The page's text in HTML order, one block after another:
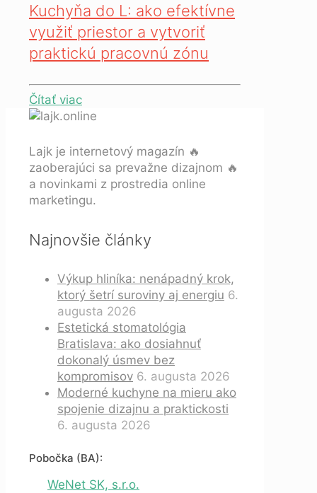
Kuchyňa do L: ako efektívne
využiť priestor a vytvoriť
praktickú pracovnú zónu
Čítať viac
Lajk je internetový magazín 🔥
zaoberajúci sa prevažne dizajnom 🔥
a novinkami z prostredia online
marketingu.
Najnovšie články
Výkup hliníka: nenápadný krok,
ktorý šetrí suroviny aj energiu 6.
augusta 2026
Estetická stomatológia
Bratislava: ako dosiahnuť
dokonalý úsmev bez
kompromisov 6. augusta 2026
Moderné kuchyne na mieru ako
spojenie dizajnu a praktickosti
6. augusta 2026
Pobočka (BA):
WeNet SK, s.r.o.